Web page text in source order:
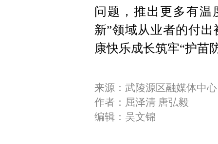
问题，推出更多有温
新”领域从业者的付
康快乐成长筑牢“护苗
来源：武陵源区融媒体中心
作者：屈泽清 唐弘毅
编辑：吴文锦